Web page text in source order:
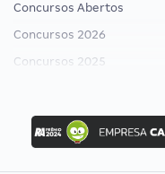
Concursos Abertos
Concursos 2026
Concursos 2025
Concurso Ibama
Concurso MPU
Editais publicados